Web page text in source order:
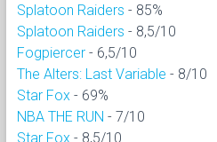
Splatoon Raiders - 85%
Splatoon Raiders - 8,5/10
Fogpiercer - 6,5/10
The Alters: Last Variable - 8/10
Star Fox - 69%
NBA THE RUN - 7/10
Star Fox - 8,5/10